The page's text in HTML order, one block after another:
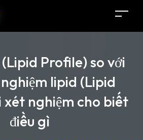
Profile) so với
lipid (Lipid
xét nghiệm cho biết
điều gì